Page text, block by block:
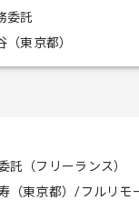
委託
（東京都）
託（フリーランス）
（東京都）/フルリモ